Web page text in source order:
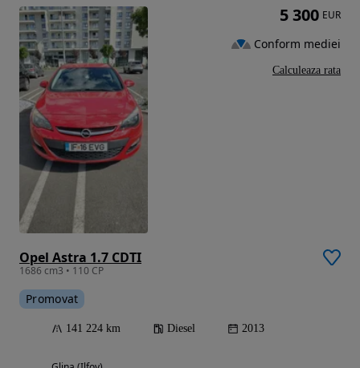
Opel Astra 1.7 CDTI
1686 cm3 • 110 CP
Promovat
141 224 km Diesel 2013
5 300 EUR
Conform mediei
Calculeaza rata